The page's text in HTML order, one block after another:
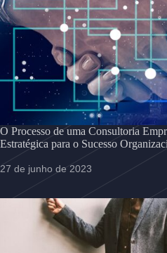
O Processo de uma Consultoria
Estratégica para o Sucesso
27 de junho de 2023